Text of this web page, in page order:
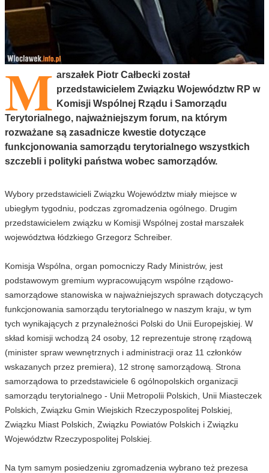
M arszałek Piotr Całbecki został
przedstawicielem Związku Województw RP w
Komisji Wspólnej Rządu i Samorządu
Terytorialnego, najważniejszym forum, na którym
rozważane są zasadnicze kwestie dotyczące
funkcjonowania samorządu terytorialnego wszystkich
szczebli i polityki państwa wobec samorządów.
Wybory przedstawicieli Związku Województw miały miejsce w
ubiegłym tygodniu, podczas zgromadzenia ogólnego. Drugim
przedstawicielem związku w Komisji Wspólnej został marszałek
województwa łódzkiego Grzegorz Schreiber.
Komisja Wspólna, organ pomocniczy Rady Ministrów, jest
podstawowym gremium wypracowującym wspólne rządowo-
samorządowe stanowiska w najważniejszych sprawach dotyczących
funkcjonowania samorządu terytorialnego w naszym kraju, w tym
tych wynikających z przynależności Polski do Unii Europejskiej. W
skład komisji wchodzą 24 osoby, 12 reprezentuje stronę rządową
(minister spraw wewnętrznych i administracji oraz 11 członków
wskazanych przez premiera), 12 stronę samorządową. Strona
samorządowa to przedstawiciele 6 ogólnopolskich organizacji
samorządu terytorialnego - Unii Metropolii Polskich, Unii Miasteczek
Polskich, Związku Gmin Wiejskich Rzeczypospolitej Polskiej,
Związku Miast Polskich, Związku Powiatów Polskich i Związku
Województw Rzeczypospolitej Polskiej.
Na tym samym posiedzeniu zgromadzenia wybrano też prezesa